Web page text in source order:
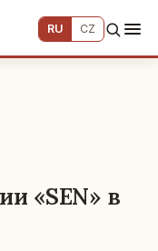
RU CZ
«SEN» в